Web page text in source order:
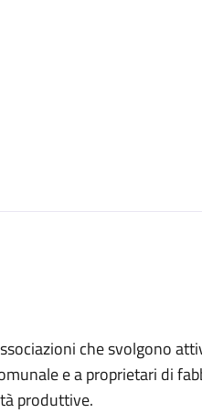
che svolgono
e a proprietari di
produttive.